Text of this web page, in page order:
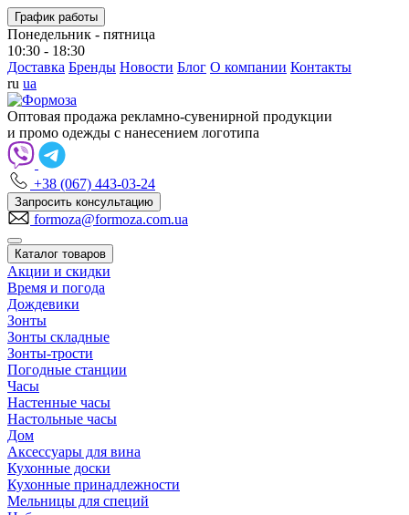
График работы
Понедельник - пятница
10:30 - 18:30
Доставка Бренды Новости Блог О компании Контакты
ru ua
Оптовая продажа рекламно-сувенирной продукции
и промо одежды с нанесением логотипа
+38 (067) 443-03-24
Запросить консультацию
formoza@formoza.com.ua
Каталог товаров
Акции и скидки
Время и погода
Дождевики
Зонты
Зонты складные
Зонты-трости
Погодные станции
Часы
Настенные часы
Настольные часы
Дом
Аксессуары для вина
Кухонные доски
Кухонные принадлежности
Мельницы для специй